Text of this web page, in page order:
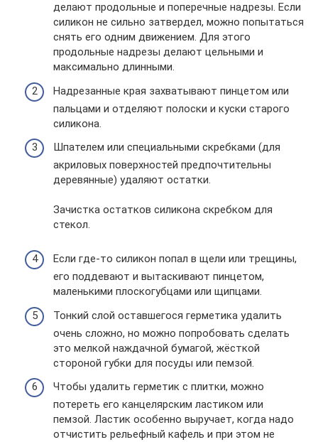
делают продольные и поперечные надрезы. Если
силикон не сильно затвердел, можно попытаться
снять его одним движением. Для этого
продольные надрезы делают цельными и
максимально длинными.
Надрезанные края захватывают пинцетом или
пальцами и отделяют полоски и куски старого
силикона.
Шпателем или специальными скребками (для
акриловых поверхностей предпочтительны
деревянные) удаляют остатки.
Зачистка остатков силикона скребком для
стекол.
Если где-то силикон попал в щели или трещины,
его поддевают и вытаскивают пинцетом,
маленькими плоскогубцами или щипцами.
Тонкий слой оставшегося герметика удалить
очень сложно, но можно попробовать сделать
это мелкой наждачной бумагой, жёсткой
стороной губки для посуды или пемзой.
Чтобы удалить герметик с плитки, можно
потереть его канцелярским ластиком или
пемзой. Ластик особенно выручает, когда надо
отчистить рельефный кафель и при этом не